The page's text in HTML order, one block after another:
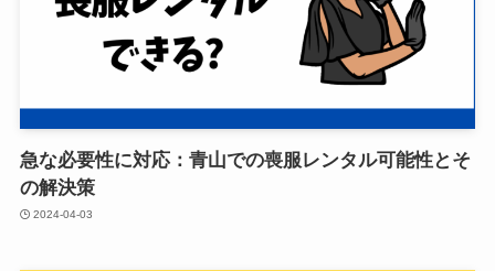
急な必要性に対応：青山での喪服レンタル可能性とそ
の解決策
2024-04-03